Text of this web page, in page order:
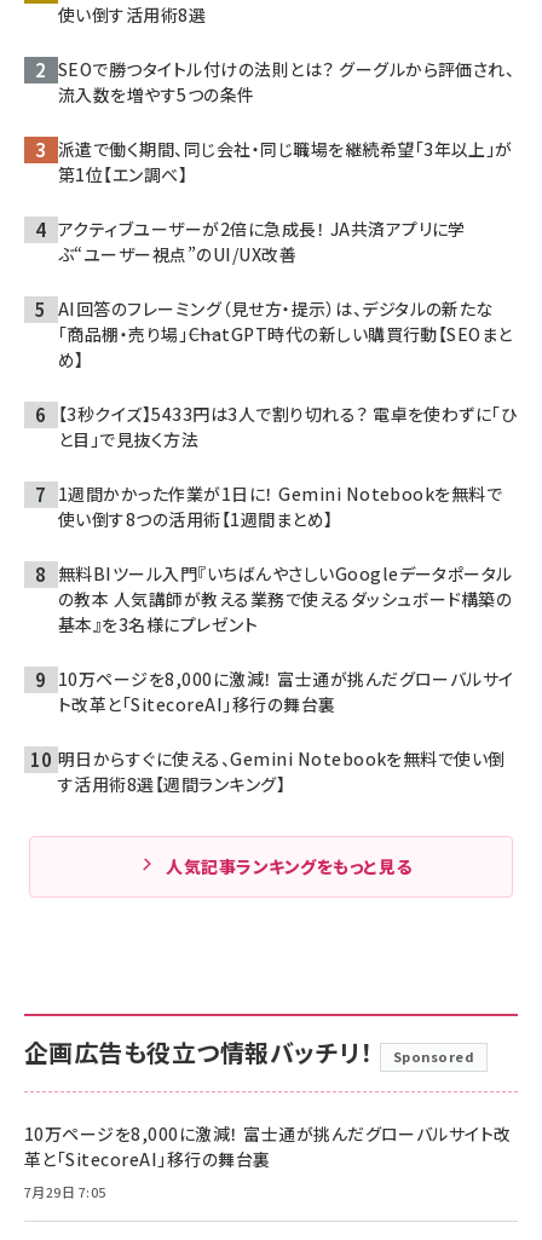
使い倒す活用術8選
SEOで勝つタイトル付けの法則とは？ グーグルから評価され、
流入数を増やす5つの条件
派遣で働く期間、同じ会社・同じ職場を継続希望「3年以上」が
第1位【エン調べ】
アクティブユーザーが2倍に急成長！ JA共済アプリに学
ぶ“ユーザー視点”のUI/UX改善
AI回答のフレーミング（見せ方・提示）は、デジタルの新たな
「商品棚・売り場」――ChatGPT時代の新しい購買行動【SEOまと
め】
【3秒クイズ】5433円は3人で割り切れる？ 電卓を使わずに「ひ
と目」で見抜く方法
1週間かかった作業が1日に！ Gemini Notebookを無料で
使い倒す8つの活用術【1週間まとめ】
無料BIツール入門『いちばんやさしいGoogleデータポータル
の教本 人気講師が教える業務で使えるダッシュボード構築の
基本』を3名様にプレゼント
10万ページを8,000に激減！ 富士通が挑んだグローバルサイ
ト改革と「SitecoreAI」移行の舞台裏
明日からすぐに使える、Gemini Notebookを無料で使い倒
す活用術8選【週間ランキング】
人気記事ランキングをもっと見る
企画広告も役立つ情報バッチリ！ Sponsored
10万ページを8,000に激減！ 富士通が挑んだグローバルサイト改
革と「SitecoreAI」移行の舞台裏
7月29日 7:05